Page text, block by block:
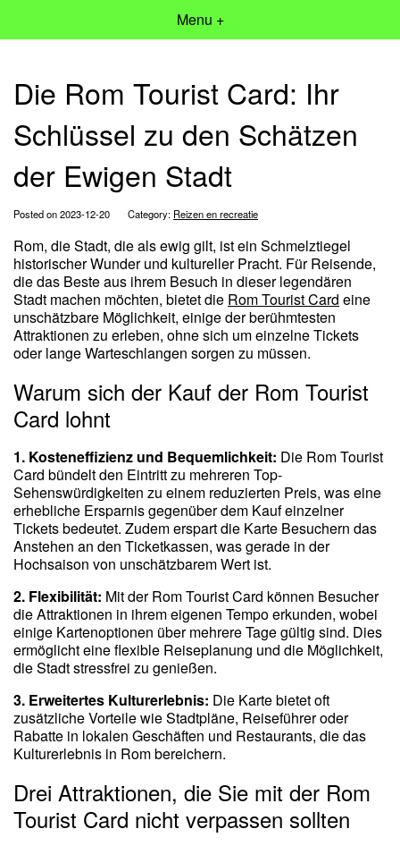
Menu +
Die Rom Tourist Card: Ihr
Schlüssel zu den Schätzen
der Ewigen Stadt
Posted on 2023-12-20 Category: Reizen en recreatie
Rom, die Stadt, die als ewig gilt, ist ein Schmelztiegel
historischer Wunder und kultureller Pracht. Für Reisende,
die das Beste aus ihrem Besuch in dieser legendären
Stadt machen möchten, bietet die Rom Tourist Card eine
unschätzbare Möglichkeit, einige der berühmtesten
Attraktionen zu erleben, ohne sich um einzelne Tickets
oder lange Warteschlangen sorgen zu müssen.
Warum sich der Kauf der Rom Tourist
Card lohnt
1. Kosteneffizienz und Bequemlichkeit: Die Rom Tourist
Card bündelt den Eintritt zu mehreren Top-
Sehenswürdigkeiten zu einem reduzierten Preis, was eine
erhebliche Ersparnis gegenüber dem Kauf einzelner
Tickets bedeutet. Zudem erspart die Karte Besuchern das
Anstehen an den Ticketkassen, was gerade in der
Hochsaison von unschätzbarem Wert ist.
2. Flexibilität: Mit der Rom Tourist Card können Besucher
die Attraktionen in ihrem eigenen Tempo erkunden, wobei
einige Kartenoptionen über mehrere Tage gültig sind. Dies
ermöglicht eine flexible Reiseplanung und die Möglichkeit,
die Stadt stressfrei zu genießen.
3. Erweitertes Kulturerlebnis: Die Karte bietet oft
zusätzliche Vorteile wie Stadtpläne, Reiseführer oder
Rabatte in lokalen Geschäften und Restaurants, die das
Kulturerlebnis in Rom bereichern.
Drei Attraktionen, die Sie mit der Rom
Tourist Card nicht verpassen sollten